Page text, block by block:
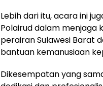
Lebih dari itu, acara ini
Polairud dalam menjaga
perairan Sulawesi Barat
bantuan kemanusiaan
Dikesempatan yang